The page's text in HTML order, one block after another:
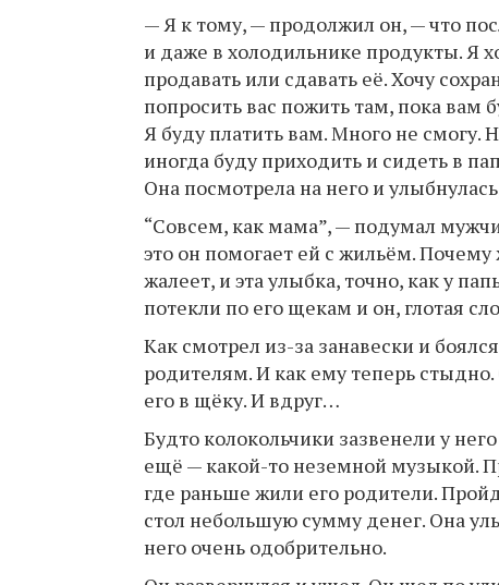
— Я к тому, — продолжил он, — что
и даже в холодильнике продукты. Я
продавать или сдавать её. Хочу
попросить вас пожить там, пока вам
Я буду платить вам. Много не смогу.
иногда буду приходить и сидеть в
Она посмотрела на него и
“Совсем, как мама”, — подумал
это он помогает ей с жильём. Почему
жалеет, и эта улыбка, точно, как у
потекли по его щекам и он, глотая
Как смотрел из-за занавески и
родителям. И как ему теперь
его в щёку. И вдруг…
Будто колокольчики зазвенели у
ещё — какой-то неземной музыкой.
где раньше жили его родители.
стол небольшую сумму денег. Она
него очень одобрительно.